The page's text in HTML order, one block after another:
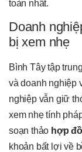
toàn nhất.
Doanh
bị xem nhẹ
Bình Tây tập
và doanh nghiệp
nghiệp vẫn giữ
xem nhẹ tính
soạn thảo hợp
khoản bất lợi về